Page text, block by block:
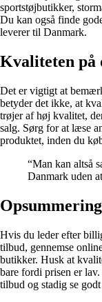
sportstøjbutikker,
Du kan også finde
leverer til Danmark.
Kvaliteten på
Det er vigtigt at
betyder det ikke, at
trøjer af høj kvalitet,
salg. Sørg for at læse
produktet, inden du
“Man kan altså
Danmark uden
Opsummering
Hvis du leder efter
tilbud, gennemse
butikker. Husk at
bare fordi prisen er
tilbud og stadig se